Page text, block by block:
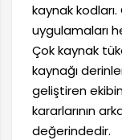
kaynak
uygulamaları
Çok kaynak
kaynağı
geliştiren
kararlarının
değerindedir.